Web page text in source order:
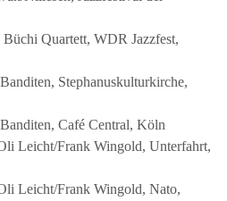
Quartett, WDR Jazzfest,
Stephanuskulturkirche,
Café Central, Köln
Leicht/Frank Wingold, Unterfahrt,
Leicht/Frank Wingold, Nato,